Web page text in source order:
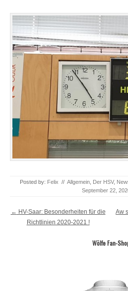
Posted by: Felix // Allgemein, Der HSV,
September 22,
Post navigation
← HV-Saar: Besonderheiten für die
Richtlinien 2020-2021 !
Aw
Wölfe Fan-